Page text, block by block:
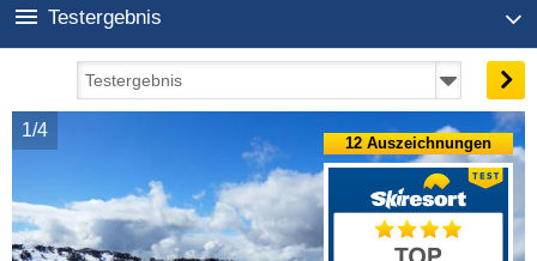
Testergebnis
1/4
12 Auszeichnungen